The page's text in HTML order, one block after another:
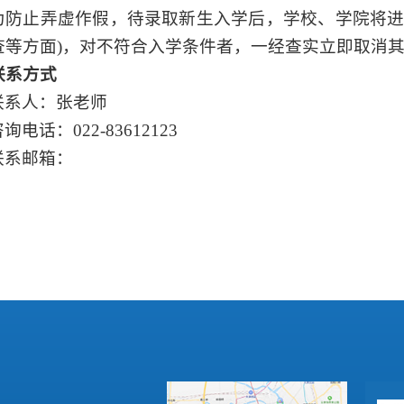
防止弄虚作假，待录取新生入学后，学校、学院将
等方面)，对不符合入学条件者，一经查实立即取消
系方式
人： 张老师
询电话：022-83612123
邮箱：